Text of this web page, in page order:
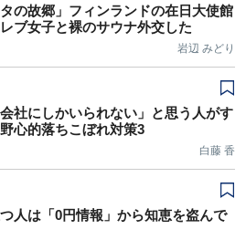
タの故郷」フィンランドの在日大使館
ブ女子と裸のサウナ外交した
岩辺 みどり
会社にしかいられない」と思う人がす
心的落ちこぼれ対策3
白藤 香
つ人は「0円情報」から知恵を盗んで